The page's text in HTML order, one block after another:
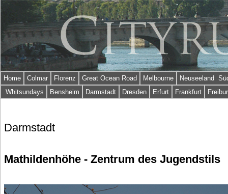
Home Colmar Florenz Great Ocean Road Melbourne
Neuseeland
Whitsundays
Bensheim Darmstadt Dresden Erfurt Frankfurt
Darmstadt
Mathildenhöhe - Zentrum des Jugendstils